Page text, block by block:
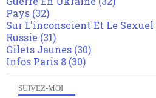
SUIVEZ-MOI
Pays (32)
Sur L'inconscient Et Le Sexuel
Russie (31)
Gilets Jaunes (30)
Infos Paris 8 (30)